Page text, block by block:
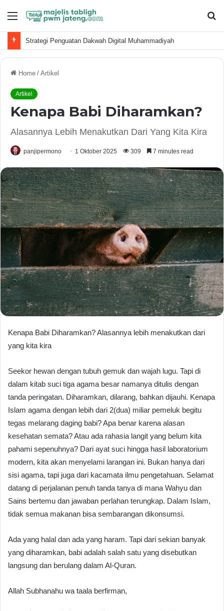
Menu
Strategi Penguatan Dakwah Digital Muhammadiyah
Home / Artikel
Artikel
Kenapa Babi Diharamkan?
Alasannya Lebih Menakutkan Dari Yang Kita Kira
panjipermono 1 Oktober 2025 309 7 minutes read
Kenapa Babi Diharamkan? Alasannya lebih menakutkan dari
yang kita kira
Seekor hewan dengan tubuh gemuk dan wajah lugu. Tapi di
dalam kitab suci tiga agama besar namanya ditulis dengan
tanda peringatan. Diharamkan, dilarang, bahkan dijauhi. Kenapa
Islam agama dengan lebih dari 2(dua) miliar pemeluk begitu
tegas melarang daging babi? Apa benar karena alasan
kesehatan semata? Atau ada rahasia langit yang belum kita
pahami sepenuhnya? Dari ayat suci hingga hasil laboratorium
modern, kita akan menyelami larangan ini. Bukan hanya dari
sisi agama, tapi juga dari kacamata ilmu pengetahuan. Selamat
datang di perjalanan penuh tanda tanya di mana Wahyu dan
Sains bertemu dan jawaban perlahan terungkap. Dalam Islam,
tidak semua makanan bisa sembarangan dikonsumsi.
Ada yang halal dan ada yang haram. Tapi dari sekian banyak
yang diharamkan, babi adalah salah satu yang disebutkan
langsung dan berulang dalam Al-Quran.
Allah Subhanahu wa taala berfirman,